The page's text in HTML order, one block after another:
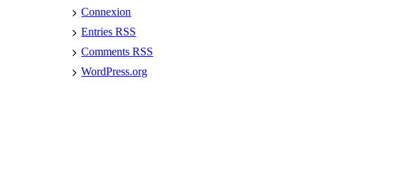
Connexion
EntriesRSS
CommentsRSS
WordPress.org